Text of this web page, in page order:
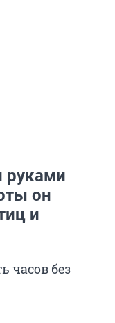
руками
он
и
часов без